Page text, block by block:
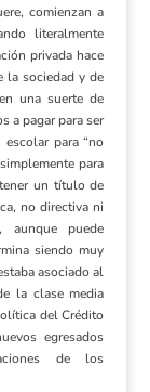
comienzan a
literalmente
privada hace
la sociedad y de
una suerte de
a pagar para ser
para “no
para
un título de
no directiva ni
aunque puede
siendo muy
asociado al
la clase media
del Crédito
egresados
de los